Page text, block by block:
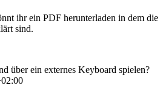
ihr ein PDF herunterladen in dem die
sind.
über ein externes Keyboard spielen?